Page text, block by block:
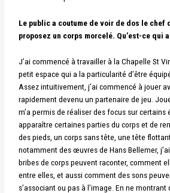
Le public a coutume de voir de dos le chef
proposez un corps morcelé. Qu’est-ce qui
J’ai commencé à travailler à la Chapelle St
petit espace qui a laparticularité d’être
Assez intuitivement, j’ai commencé à jouer
rapidement devenu un partenaire de jeu.
m’apermis de réaliser des focus sur certains
apparaître certaines parties ducorps et de
des pieds, un corps sans tête, une tête
notamment des œuvres de Hans Bellemer,
bribes decorps peuvent raconter, comment
entre elles, et aussi comment des sons
s’associant ou pas à l’image.En ne montrant